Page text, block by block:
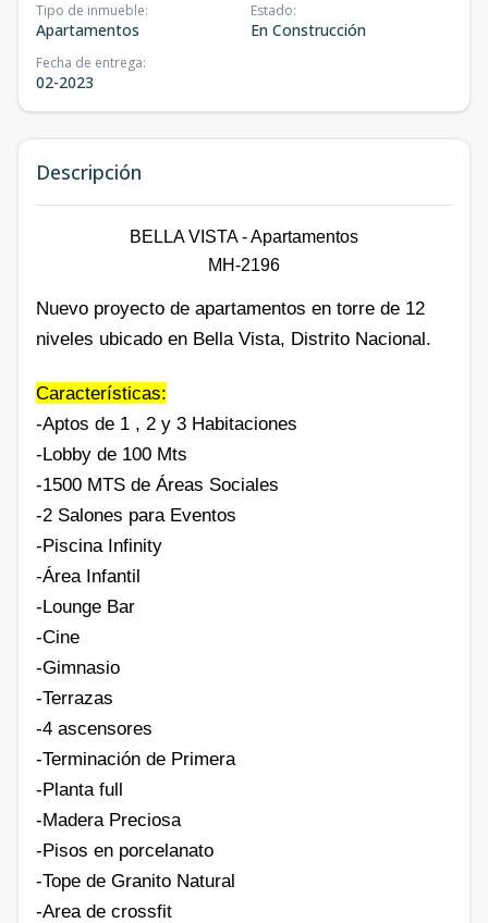
Tipo de inmueble:
Apartamentos
Estado:
En Construcción
Fecha de entrega:
02-2023
Descripción
BELLA VISTA - Apartamentos
MH-2196
Nuevo proyecto de apartamentos en torre de 12
niveles ubicado en Bella Vista, Distrito Nacional.
Características:
-Aptos de 1 , 2 y 3 Habitaciones
-Lobby de 100 Mts
-1500 MTS de Áreas Sociales
-2 Salones para Eventos
-Piscina Infinity
-Área Infantil
-Lounge Bar
-Cine
-Gimnasio
-Terrazas
-4 ascensores
-Terminación de Primera
-Planta full
-Madera Preciosa
-Pisos en porcelanato
-Tope de Granito Natural
-Area de crossfit